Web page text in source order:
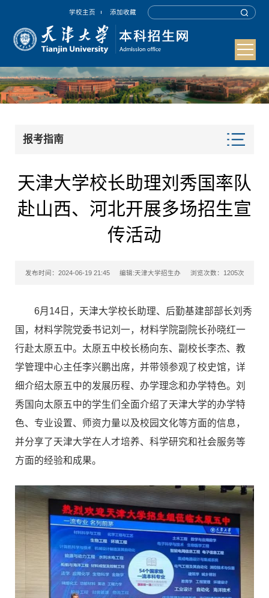
学校主页 添加收藏
报考指南
天津大学校长助理刘秀国率队
赴山西、河北开展多场招生宣
传活动
发布时间：2024-06-19 21:45 编辑:天津大学招生办 浏览次数： 1205次
6月14日，天津大学校长助理、后勤基建部部长刘秀
国，材料学院党委书记刘一，材料学院副院长孙晓红一
行赴太原五中。太原五中校长杨向东、副校长李杰、教
学管理中心主任李兴鹏出席，并带领参观了校史馆，详
细介绍太原五中的发展历程、办学理念和办学特色。刘
秀国向太原五中的学生们全面介绍了天津大学的办学特
色、专业设置、师资力量以及校园文化等方面的信息，
并分享了天津大学在人才培养、科学研究和社会服务等
方面的经验和成果。